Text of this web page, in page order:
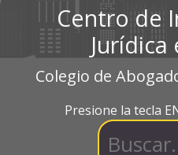
Centro de
Jurídica
Colegio de
Presione la tecla